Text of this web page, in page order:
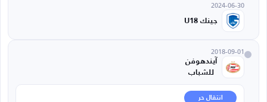
2024-06-30
جينك U18
2018-09-01
آيندهوفن
للشباب
انتقال حر